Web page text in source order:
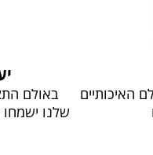
האיכותיים
באולם
שלנו